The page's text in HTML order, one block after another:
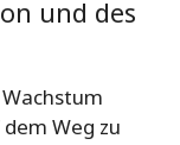
und des
Weg zu